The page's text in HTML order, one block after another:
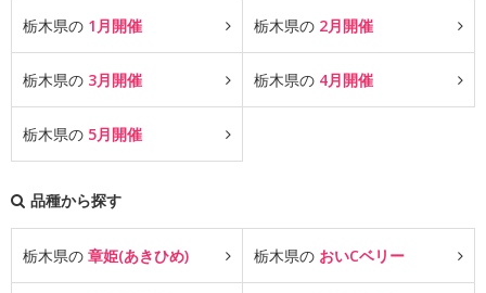
栃木県の 1月開催 栃木県の 2月開催
栃木県の 3月開催 栃木県の 4月開催
栃木県の 5月開催
品種から探す
栃木県の 章姫(あきひめ) 栃木県の おいCベリー